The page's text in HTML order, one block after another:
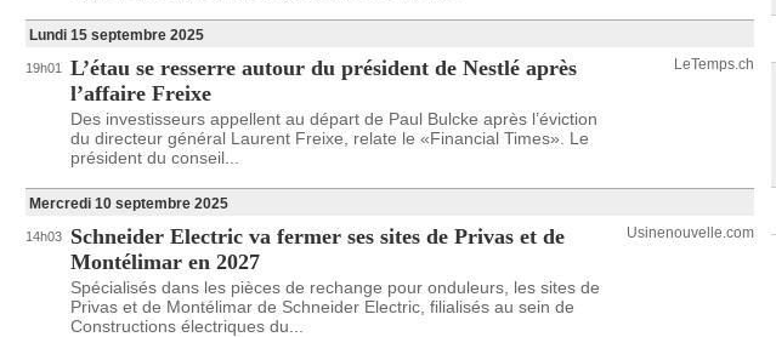
Lundi 15 septembre 2025
19h01
L’étau se resserre autour du président de Nestlé après
l’affaire Freixe
Des investisseurs appellent au départ de Paul Bulcke après l’éviction
du directeur général Laurent Freixe, relate le «Financial Times». Le
président du conseil...
LeTemps.ch
Mercredi 10 septembre 2025
14h03
Schneider Electric va fermer ses sites de Privas et de
Montélimar en 2027
Spécialisés dans les pièces de rechange pour onduleurs, les sites de
Privas et de Montélimar de Schneider Electric, filialisés au sein de
Constructions électriques du...
Usinenouvelle.com